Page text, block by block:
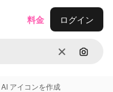
消去 画像で
料金 ログイン
AI アイコンを作成